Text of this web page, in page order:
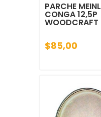
PARCHE MEINL
CONGA 12,5P
WOODCRAFT
$85,00